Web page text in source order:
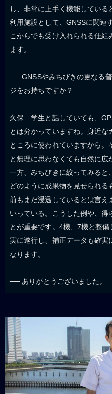
し、非常に上手く機能してい
利用施設として、GNSSに関連
こからでも受け入れられる仕
ます。
── GNSSやみちびきの更なる
ジをお持ちですか？
久保 学生と話していても、
とは分かっていますね。身近
ところに使われていますから
と無理に思わなくても自然に広
一方、みちびきに絞ってみる
どのように成果物を見せられ
前もまだ浸透しているとは言え
いっている。こうした例や、得
とが重要です。4機、7機と整
実に遂行し、補正データも確実
なります。
── ありがとうございました。